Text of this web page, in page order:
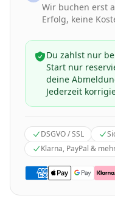
Wir buchen erst
Erfolg, keine
Du zahlst nur
Start nur
deine
Jederzeit
DSGVO / SSL
Klarna, PayPal &